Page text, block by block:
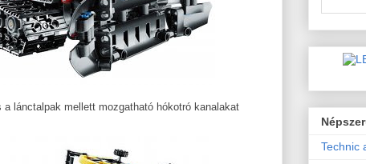
a lánctalpak mellett mozgatható hókotró kanalakat
Technic